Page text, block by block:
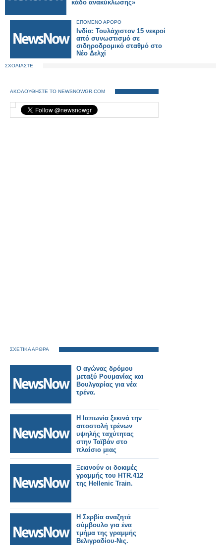
κάδο ανακύκλωσης»
ΕΠΟΜΕΝΟ ΑΡΘΡΟ
Ινδία: Τουλάχιστον 15 νεκροί
από συνωστισμό σε
σιδηροδρομικό σταθμό στο
Νέο Δελχί
ΣΧΟΛΙΑΣΤΕ
ΑΚΟΛΟΥΘΗΣΤΕ ΤΟ NEWSNOWGR.COM
ΣΧΕΤΙΚΑ ΑΡΘΡΑ
Ο αγώνας δρόμου
μεταξύ Ρουμανίας και
Βουλγαρίας για νέα
τρένα.
Η Ιαπωνία ξεκινά την
αποστολή τρένων
υψηλής ταχύτητας
στην Ταϊβάν στο
πλαίσιο μιας
σημαντικής
σιδηροδρομικής
παραγγελίας.
Ξεκινούν οι δοκιμές
γραμμής του HTR.412
της Hellenic Train.
Η Σερβία αναζητά
σύμβουλο για ένα
τμήμα της γραμμής
Βελιγραδίου-Νις.